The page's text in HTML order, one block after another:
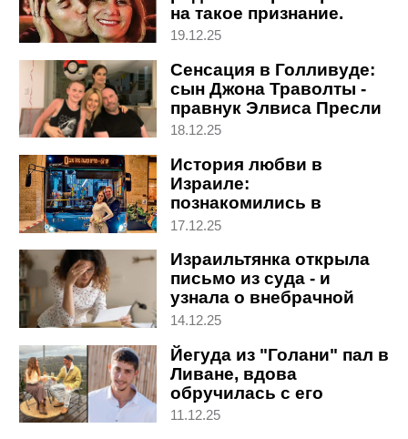
на такое признание.
Откровенное интервью
19.12.25
Сенсация в Голливуде:
сын Джона Траволты -
правнук Элвиса Пресли
18.12.25
История любви в
Израиле:
познакомились в
автобусе и после
домой
17.12.25
Израильтянка открыла
письмо из суда - и
узнала о внебрачной
дочери мужа
14.12.25
Йегуда из "Голани" пал в
Ливане, вдова
обручилась с его
командиром
11.12.25